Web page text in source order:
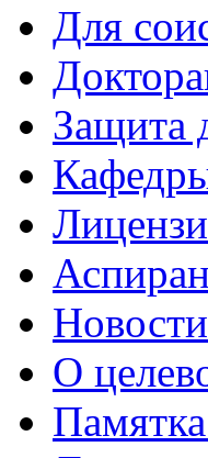
Для
Защита
О